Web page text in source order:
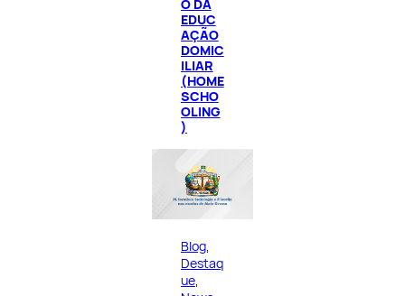
O DA
EDUC
AÇÃO
DOMIC
ILIAR
(HOME
SCHO
OLING
)
Blog
Destaq
ue